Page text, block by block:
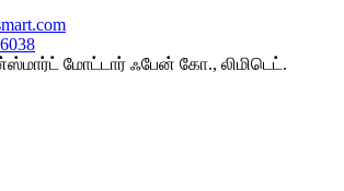
மோட்டார் ஃபேன் கோ., லிமிடெட்.